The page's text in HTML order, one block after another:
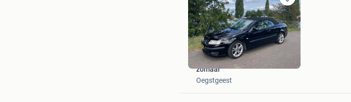
Bewaren
in
Mijn
Favorieten
zomaar
Oegstgeest